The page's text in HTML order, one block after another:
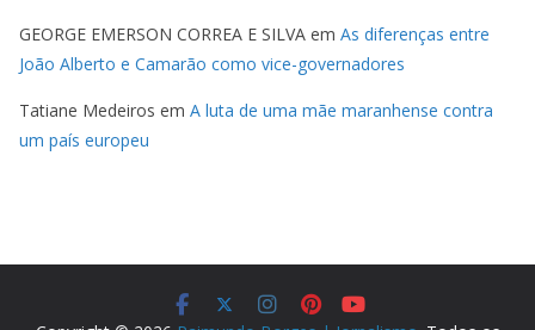
GEORGE EMERSON CORREA E SILVA em As diferenças entre
João Alberto e Camarão como vice-governadores
Tatiane Medeiros em A luta de uma mãe maranhense contra
um país europeu